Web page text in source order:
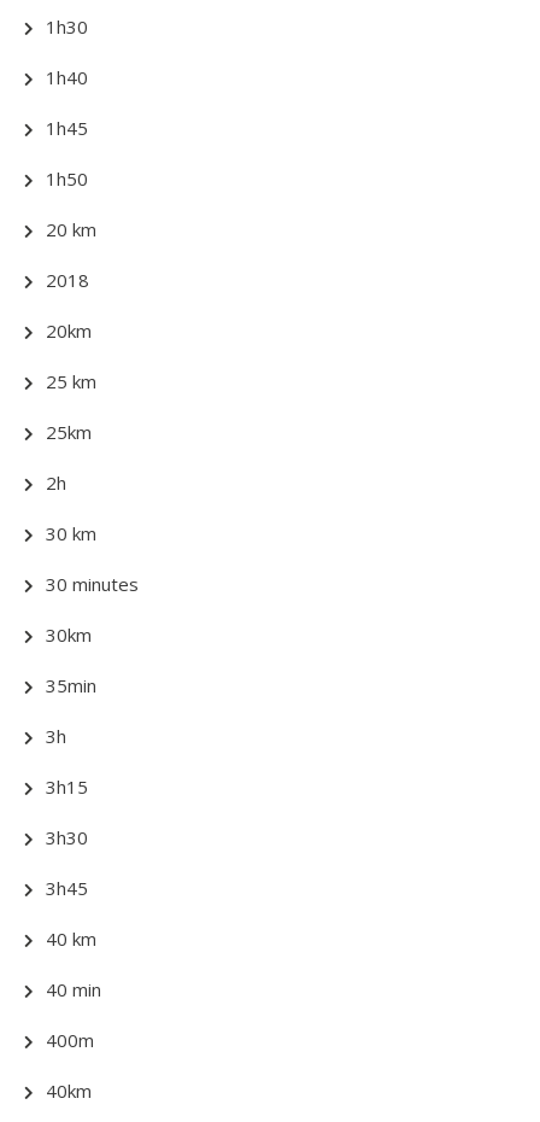
1h30
1h40
1h45
1h50
20 km
2018
20km
25 km
25km
2h
30 km
30 minutes
30km
35min
3h
3h15
3h30
3h45
40 km
40 min
400m
40km